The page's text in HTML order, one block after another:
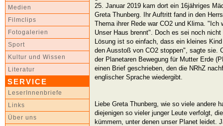
Medien
Filmclips
Fotogalerien
Sport
Kultur und Wissen
Literatur
SERVICE
LeserInnenbriefe
Links
Über uns
25. Januar 2019 kam dort ein 16jähriges
Greta Thunberg. Ihr Auftritt fand in den
Thema ihrer Rede war CO2 und Klima.
Unser Haus brennt". Doch es sei noch
Lösung ist so einfach, dass ein kleines
den Ausstoß von CO2 stoppen", sagte sie.
der Planetaren Bewegung für Mutter Erde
einen Brief geschrieben, den die NRhZ
englischer Sprache wiedergibt.
Liebe Greta Thunberg, wie so viele andere
diejenigen so vieler junger Leute verfolgt,
kümmern, unter denen unser Planet leidet.